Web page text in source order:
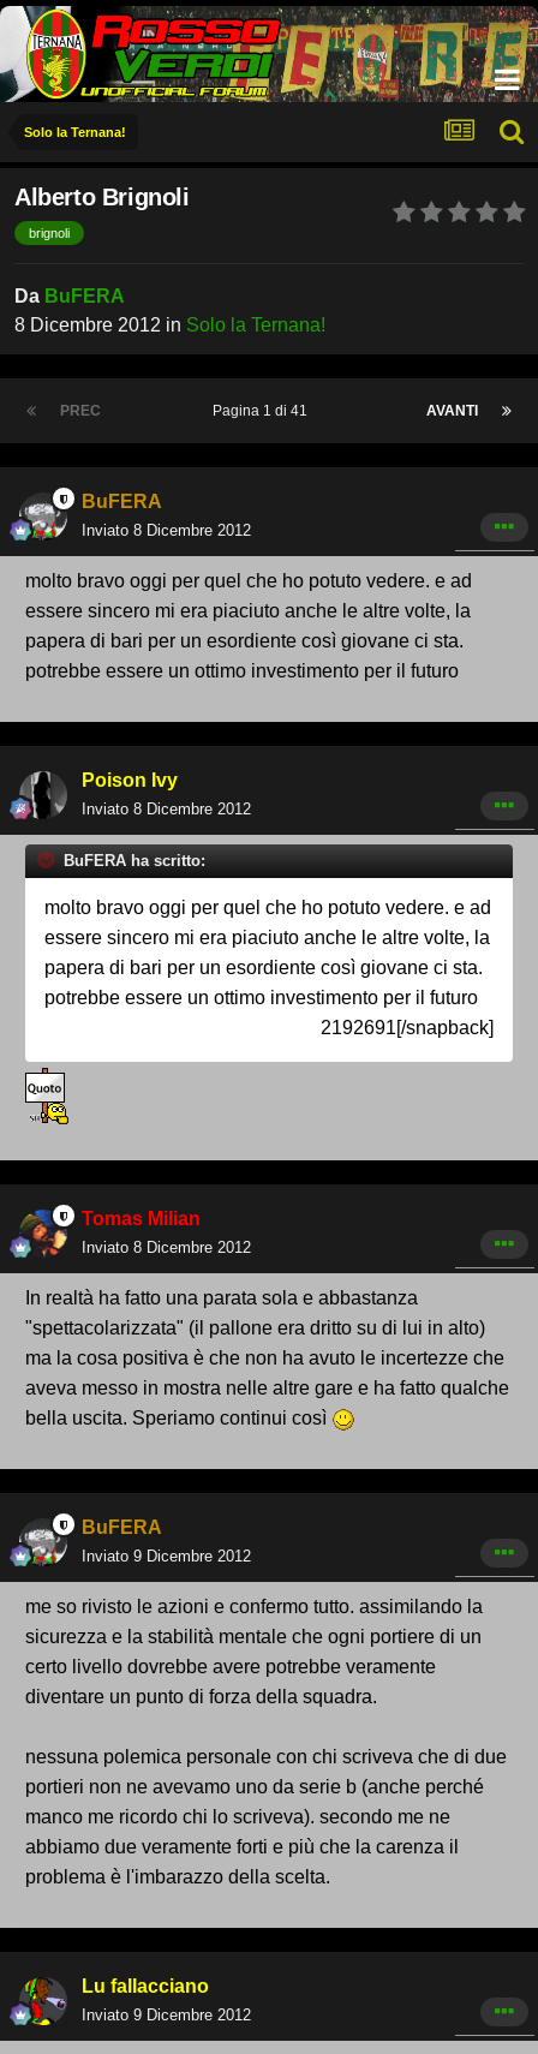
Solo la Ternana!
Alberto Brignoli
brignoli
Da BuFERA
8 Dicembre 2012 in Solo la Ternana!
PREC AVANTI
Pagina 1 di 41
BuFERA
Inviato 8 Dicembre 2012
molto bravo oggi per quel che ho potuto vedere. e ad
essere sincero mi era piaciuto anche le altre volte, la
papera di bari per un esordiente così giovane ci sta.
potrebbe essere un ottimo investimento per il futuro
Poison Ivy
Inviato 8 Dicembre 2012
BuFERA ha scritto:
molto bravo oggi per quel che ho potuto vedere. e ad
essere sincero mi era piaciuto anche le altre volte, la
papera di bari per un esordiente così giovane ci sta.
potrebbe essere un ottimo investimento per il futuro
2192691[/snapback]
Tomas Milian
Inviato 8 Dicembre 2012
In realtà ha fatto una parata sola e abbastanza
"spettacolarizzata" (il pallone era dritto su di lui in alto)
ma la cosa positiva è che non ha avuto le incertezze che
aveva messo in mostra nelle altre gare e ha fatto qualche
bella uscita. Speriamo continui così
BuFERA
Inviato 9 Dicembre 2012
me so rivisto le azioni e confermo tutto. assimilando la
sicurezza e la stabilità mentale che ogni portiere di un
certo livello dovrebbe avere potrebbe veramente
diventare un punto di forza della squadra.
nessuna polemica personale con chi scriveva che di due
portieri non ne avevamo uno da serie b (anche perché
manco me ricordo chi lo scriveva). secondo me ne
abbiamo due veramente forti e più che la carenza il
problema è l'imbarazzo della scelta.
Lu fallacciano
Inviato 9 Dicembre 2012